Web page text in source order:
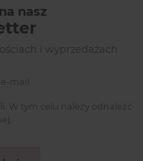
nasz
i wyprzedażach
W tym celu należy odnaleźć